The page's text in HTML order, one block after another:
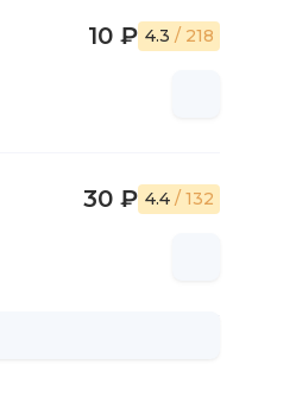
10 ₽ 4.3 / 218
30 ₽ 4.4 / 132